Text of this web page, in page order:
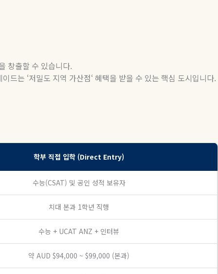
창출할 수 있습니다.
이드는 ‘저밀도 지역 가산점‘ 혜택을 받을 수 있는 핵심 도시입니다.
학부 직접 입학 (Direct Entry)
수능(CSAT) 및 공인 성적 보유자
치대 본과 1학년 직행
수능 + UCAT ANZ + 인터뷰
약 AUD $94,000 ~ $99,000 (본과)